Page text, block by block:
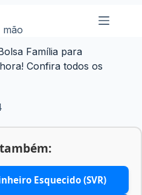
mão
Família para
Confira todos os
Esquecido (SVR)